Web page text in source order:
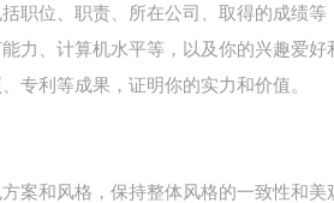
职位、职责、所在公司、取得的成绩等
力、计算机水平等，以及你的兴趣爱好
专利等成果，证明你的实力和价值。
案和风格，保持整体风格的一致性和美